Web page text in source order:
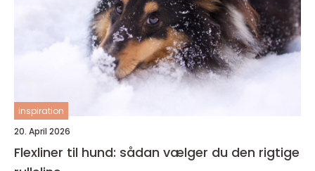
inspiration
20. April 2026
Flexliner til hund: sådan vælger du den rigtige